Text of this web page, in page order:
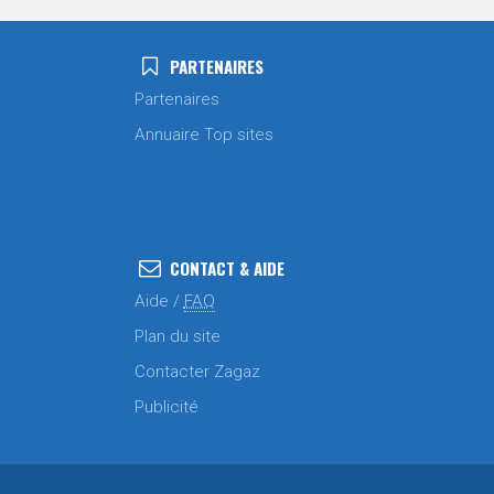
PARTENAIRES
Partenaires
Annuaire Top sites
CONTACT & AIDE
Aide / FAQ
Plan du site
Contacter Zagaz
Publicité